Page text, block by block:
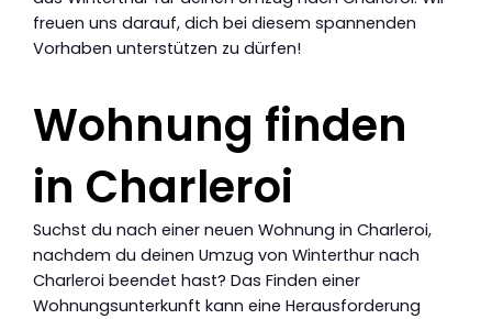
freuen uns darauf, dich bei diesem spannenden
Vorhaben unterstützen zu dürfen!
Wohnung finden
in Charleroi
Suchst du nach einer neuen Wohnung in Charleroi,
nachdem du deinen Umzug von Winterthur nach
Charleroi beendet hast? Das Finden einer
Wohnungsunterkunft kann eine Herausforderung